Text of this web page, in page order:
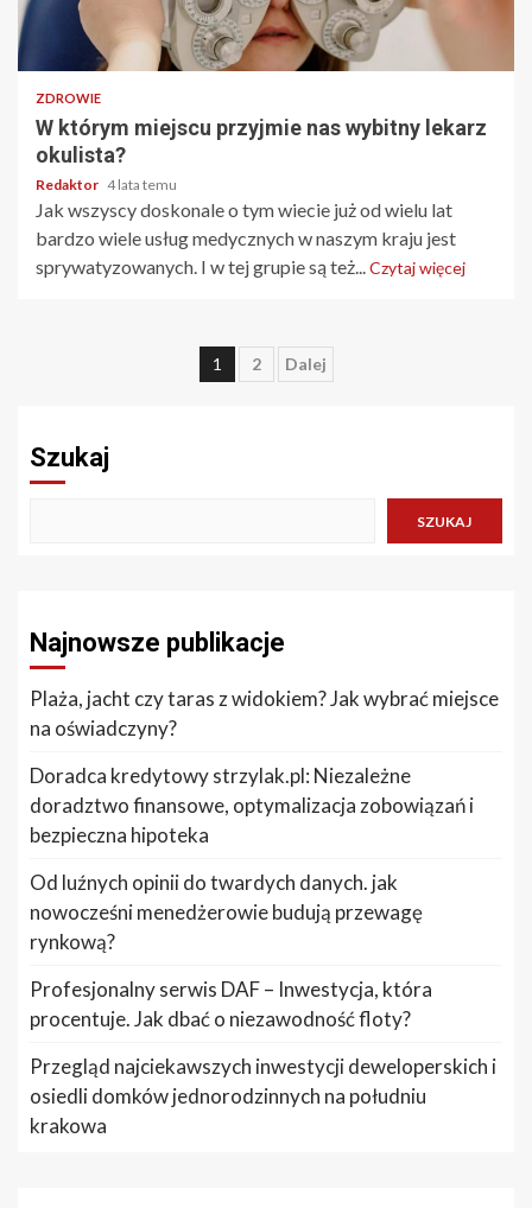
2 min odczytu
ZDROWIE
W którym miejscu przyjmie nas wybitny lekarz
okulista?
Redaktor 4 lata temu
Jak wszyscy doskonale o tym wiecie już od wielu lat
bardzo wiele usług medycznych w naszym kraju jest
sprywatyzowanych. I w tej grupie są też...Czytaj więcej
Stronicowanie
1 2 Dalej
Szukaj
SZUKAJ
Najnowsze publikacje
Plaża, jacht czy taras z widokiem? Jak wybrać miejsce
na oświadczyny?
Doradca kredytowy strzylak.pl: Niezależne
doradztwo finansowe, optymalizacja zobowiązań i
bezpieczna hipoteka
Od luźnych opinii do twardych danych. jak
nowocześni menedżerowie budują przewagę
rynkową?
Profesjonalny serwis DAF – Inwestycja, która
procentuje. Jak dbać o niezawodność floty?
Przegląd najciekawszych inwestycji deweloperskich i
osiedli domków jednorodzinnych na południu
krakowa